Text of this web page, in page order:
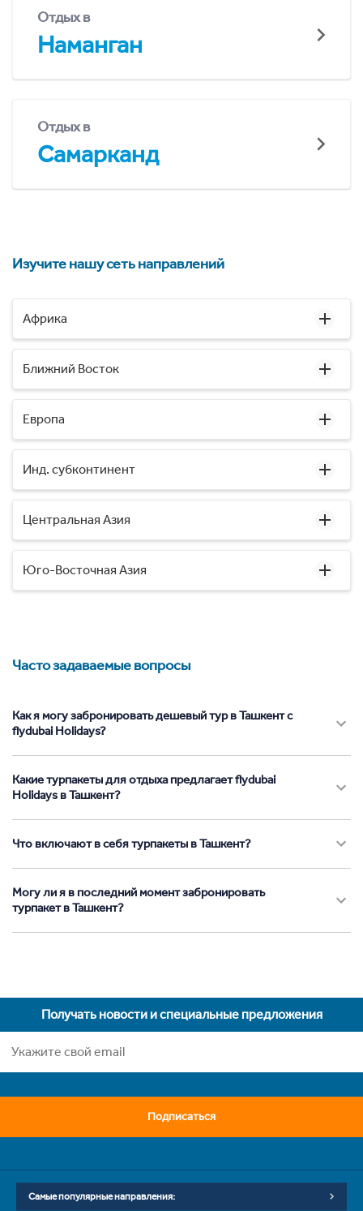
Отдых в
Наманган
Отдых в
Самарканд
Изучите нашу сеть направлений
Африка
Ближний Восток
Европа
Инд. субконтинент
Центральная Азия
Юго-Восточная Азия
Часто задаваемые вопросы
Как я могу забронировать дешевый тур в Ташкент с
flydubai Holidays?
Какие турпакеты для отдыха предлагает flydubai
Holidays в Ташкент?
Что включают в себя турпакеты в Ташкент?
Могу ли я в последний момент забронировать
турпакет в Ташкент?
Получать новости и специальные предложения
Подписаться
Самые популярные направления: